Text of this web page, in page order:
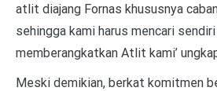
atlit diajang Fornas khususnya
sehingga kami harus mencari
memberangkatkan Atlit kami’
Meski demikian, berkat komitmen